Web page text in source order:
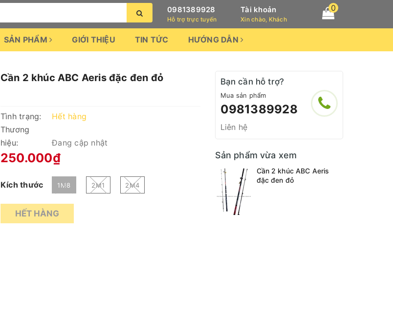
0981389928
Hỗ trợ trực tuyến
Tài khoản
Xin chào, Khách
0
SẢN PHẨM GIỚI THIỆU TIN TỨC HƯỚNG DẪN
Cần 2 khúc ABC Aeris đặc đen đỏ
Tình trạng:
Hết hàng
Thương
hiệu:
Đang cập nhật
250.000₫
Kích thước 1M8 2M1 2M4
HẾT HÀNG
Bạn cần hỗ trợ?
Mua sản phẩm
0981389928
Liên hệ
Sản phẩm vừa xem
Cần 2 khúc ABC Aeris
đặc đen đỏ